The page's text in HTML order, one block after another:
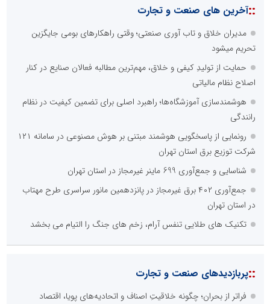
::آخرین های صنعت و تجارت
مدیران خلاق و تاب آوری صنعتی؛ وقتی راهکارهای بومی جایگزین
تحریم میشود
حمایت از تولیدِ کیفی و خلاق، مهم‌ترین مطالبه فعالان صنایع در کنار
اصلاح نظام مالیاتی
هوشمندسازی آموزشگاه‌ها؛ راهبرد اصلی برای تضمین کیفیت در نظام
رانندگی
رونمایی از پاسخگویی هوشمند مبتنی بر هوش مصنوعی در سامانه ۱۲۱
شرکت توزیع برق استان تهران
شناسایی و جمع‌آوری 699 ماینر غیرمجاز در استان تهران
جمع‌آوری ۴۰۲ برق غیرمجاز در پانزدهمین مانور سراسری طرح مهتاب
در استان تهران
تکنیک های طلایی تنفس آرام، زخم های جنگ را التیام می بخشد
::پربازدیدهای صنعت و تجارت
فراتر از بحران؛ چگونه خلاقیتِ اصناف و اتحادیه‌های پویا، اقتصاد